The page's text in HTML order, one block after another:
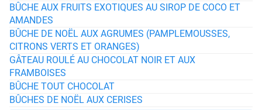
BÛCHE AUX FRUITS EXOTIQUES AU SIROP DE COCO ET
AMANDES
BÛCHE DE NOËL AUX AGRUMES (PAMPLEMOUSSES,
CITRONS VERTS ET ORANGES)
GÂTEAU ROULÉ AU CHOCOLAT NOIR ET AUX
FRAMBOISES
BÛCHE TOUT CHOCOLAT
BÛCHES DE NOËL AUX CERISES